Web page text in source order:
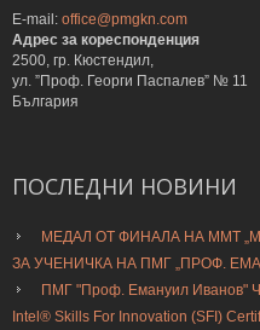
E-mail: office@pmgkn.com
Адрес за кореспонденция
2500, гр. Кюстендил,
ул. ”Проф. Георги Паспалев” № 11
България
ПОСЛЕДНИ НОВИНИ
МЕДАЛ ОТ ФИНАЛА НА ММТ
ЗА УЧЕНИЧКА НА ПМГ „ПРОФ.
ПМГ "Проф. Емануил Иванов"
Intel® Skills For Innovation (SFI)